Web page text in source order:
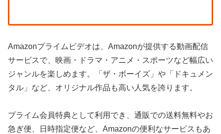
Amazonプライムビデオは、Amazonが提供する動画配信
サービスで、映画・ドラマ・アニメ・スポーツなど幅広い
ジャンルを楽しめます。「ザ・ボーイズ」や「ドキュメン
タル」など、オリジナル作品も高い人気を誇ります。
プライム会員特典として利用でき、通販での送料無料やお
急ぎ便、日時指定便など、Amazonの便利なサービスもあ